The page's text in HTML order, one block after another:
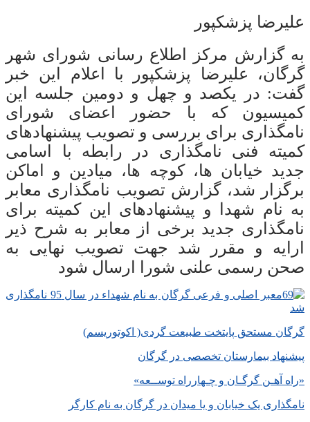
علیرضا پزشکپور
به گزارش مرکز اطلاع رسانی شورای شهر
گرگان، علیرضا پزشکپور با اعلام این خبر
گفت: در یکصد و چهل و دومین جلسه این
کمیسیون که با حضور اعضای شورای
نامگذاری برای بررسی و تصویب پیشنهادهای
کمیته فنی نامگذاری در رابطه با اسامی
جدید خیابان ها، کوچه ها، میادین و اماکن
برگزار شد، گزارش تصویب نامگذاری معابر
به نام شهدا و پیشنهادهای این کمیته برای
نامگذاری جدید برخی از معابر به شرح ذیر
ارایه و مقرر شد جهت تصویب نهایی به
صحن رسمی علنی شورا ارسال شود
گرگان مستحق پایتخت طبیعت گردی( اکوتوریسم)
پیشنهاد بیمارستان تخصصی در گرگان
«راه آهـن گرگـان و چـهارراه توســعه»
نامگذاری یک خیابان و یا میدان در گرگان به نام کارگر